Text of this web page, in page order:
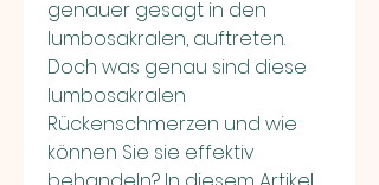
genauer gesagt in den
lumbosakralen, auftreten.
Doch was genau sind diese
lumbosakralen
Rückenschmerzen und wie
können Sie sie effektiv